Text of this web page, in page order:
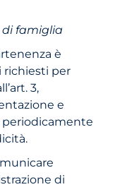
di famiglia
è
richiesti per
3,
e
di